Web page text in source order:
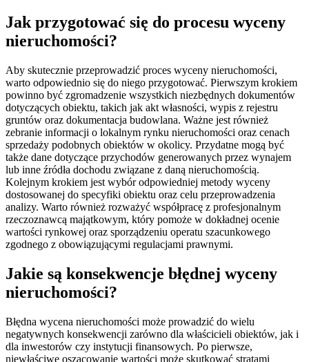
Jak przygotować się do procesu wyceny
nieruchomości?
Aby skutecznie przeprowadzić proces wyceny nieruchomości,
warto odpowiednio się do niego przygotować. Pierwszym krokiem
powinno być zgromadzenie wszystkich niezbędnych dokumentów
dotyczących obiektu, takich jak akt własności, wypis z rejestru
gruntów oraz dokumentacja budowlana. Ważne jest również
zebranie informacji o lokalnym rynku nieruchomości oraz cenach
sprzedaży podobnych obiektów w okolicy. Przydatne mogą być
także dane dotyczące przychodów generowanych przez wynajem
lub inne źródła dochodu związane z daną nieruchomością.
Kolejnym krokiem jest wybór odpowiedniej metody wyceny
dostosowanej do specyfiki obiektu oraz celu przeprowadzenia
analizy. Warto również rozważyć współpracę z profesjonalnym
rzeczoznawcą majątkowym, który pomoże w dokładnej ocenie
wartości rynkowej oraz sporządzeniu operatu szacunkowego
zgodnego z obowiązującymi regulacjami prawnymi.
Jakie są konsekwencje błędnej wyceny
nieruchomości?
Błędna wycena nieruchomości może prowadzić do wielu
negatywnych konsekwencji zarówno dla właścicieli obiektów, jak i
dla inwestorów czy instytucji finansowych. Po pierwsze,
niewłaściwe oszacowanie wartości może skutkować stratami